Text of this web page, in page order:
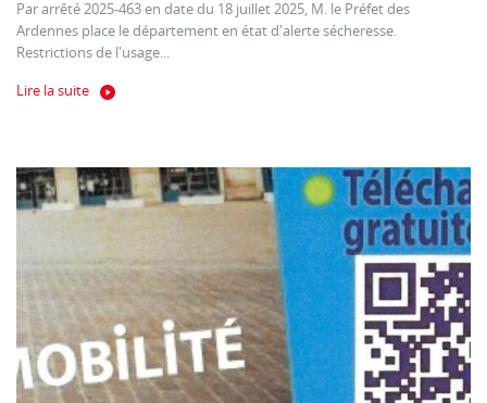
Par arrêté 2025-463 en date du 18 juillet 2025, M. le Préfet des
Ardennes place le département en état d'alerte sécheresse.
Restrictions de l'usage...
Lire la suite